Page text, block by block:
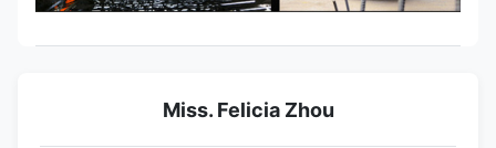
Miss. Felicia Zhou